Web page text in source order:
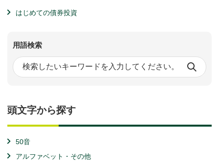
はじめての債券投資
用語検索
頭文字から探す
50音
アルファベット・その他